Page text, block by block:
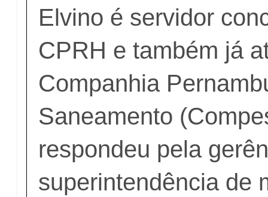
Elvino é servidor
CPRH e também já
Companhia
Saneamento
respondeu pela
superintendência de